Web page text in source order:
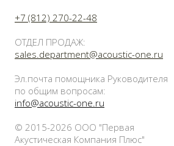
+7 (812) 270-22-48
ОТДЕЛ ПРОДАЖ:
sales.department@acoustic-one.ru
Эл.почта помощника Руководителя
по общим вопросам:
info@acoustic-one.ru
© 2015-2026 ООО "Первая
Акустическая Компания Плюс"